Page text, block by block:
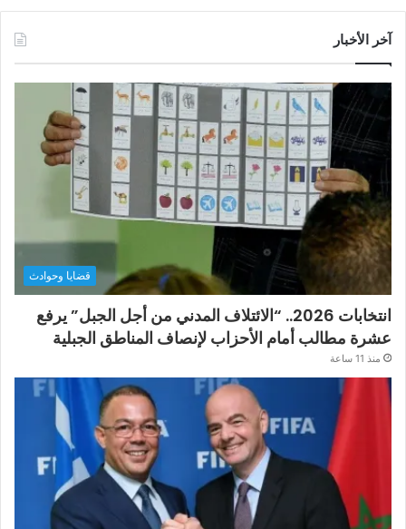
آخر الأخبار
قضايا وحوادث
انتخابات 2026.. “الائتلاف المدني من أجل الجبل” يرفع
عشرة مطالب أمام الأحزاب لإنصاف المناطق الجبلية
منذ 11 ساعة